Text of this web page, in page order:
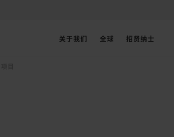
关于我们 全球 招贤纳士